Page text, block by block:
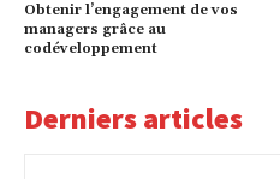
Obtenir l’engagement de vos
managers grâce au
codéveloppement
Derniers articles